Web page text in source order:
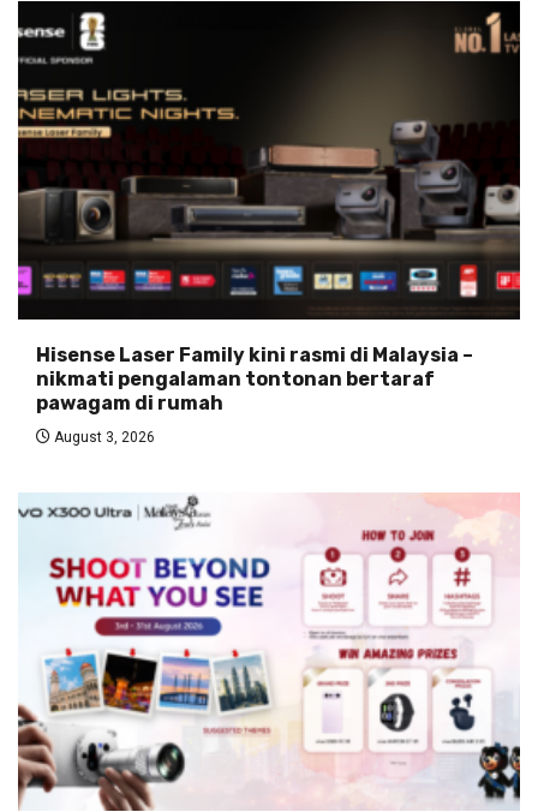
Hisense Laser Family kini rasmi di Malaysia –
nikmati pengalaman tontonan bertaraf
pawagam di rumah
August 3, 2026